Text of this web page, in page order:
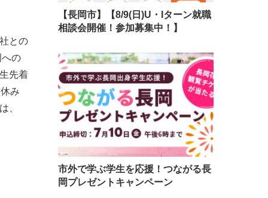
との
の
先着
み
、
【長岡市】【8/9(日)U・Iターン就職
相談会開催！参加募集中！】
市外で学ぶ学生を応援！つながる長
岡プレゼントキャンペーン